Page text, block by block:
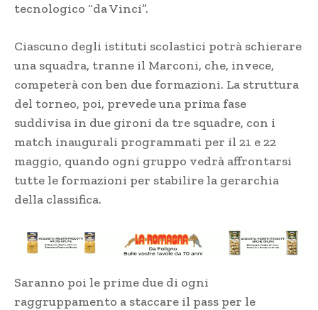
tecnologico “da Vinci”.
Ciascuno degli istituti scolastici potrà schierare
una squadra, tranne il Marconi, che, invece,
competerà con ben due formazioni. La struttura
del torneo, poi, prevede una prima fase
suddivisa in due gironi da tre squadre, con i
match inaugurali programmati per il 21 e 22
maggio, quando ogni gruppo vedrà affrontarsi
tutte le formazioni per stabilire la gerarchia
della classifica.
Saranno poi le prime due di ogni
raggruppamento a staccare il pass per le